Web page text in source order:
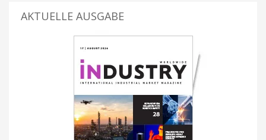
AKTUELLE AUSGABE